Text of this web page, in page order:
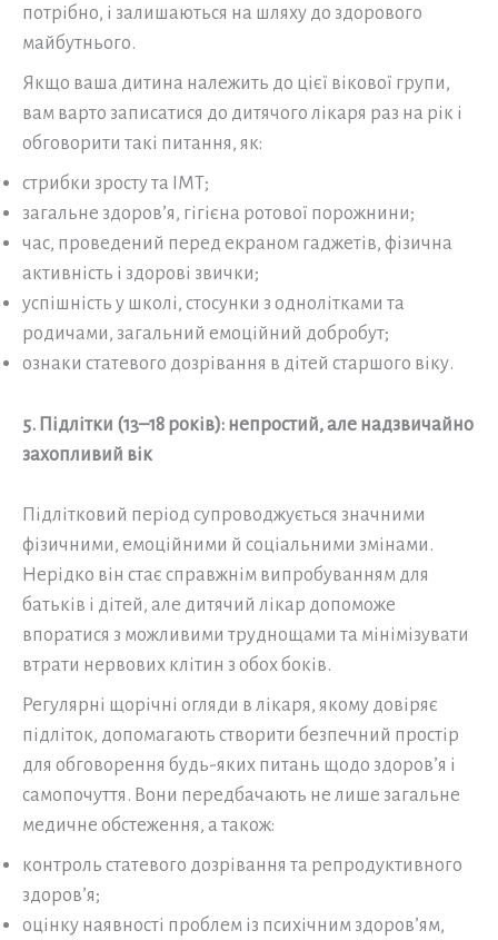
потрібно, і залишаються на шляху до здорового
майбутнього.
Якщо ваша дитина належить до цієї вікової групи,
вам варто записатися до дитячого лікаря раз на рік і
обговорити такі питання, як:
стрибки зросту та ІМТ;
загальне здоров’я, гігієна ротової порожнини;
час, проведений перед екраном гаджетів, фізична
активність і здорові звички;
успішність у школі, стосунки з однолітками та
родичами, загальний емоційний добробут;
ознаки статевого дозрівання в дітей старшого віку.
5. Підлітки (13–18 років): непростий, але надзвичайно
захопливий вік
Підлітковий період супроводжується значними
фізичними, емоційними й соціальними змінами.
Нерідко він стає справжнім випробуванням для
батьків і дітей, але дитячий лікар допоможе
впоратися з можливими труднощами та мінімізувати
втрати нервових клітин з обох боків.
Регулярні щорічні огляди в лікаря, якому довіряє
підліток, допомагають створити безпечний простір
для обговорення будь-яких питань щодо здоров’я і
самопочуття. Вони передбачають не лише загальне
медичне обстеження, а також:
контроль статевого дозрівання та репродуктивного
здоров’я;
оцінку наявності проблем із психічним здоров’ям,